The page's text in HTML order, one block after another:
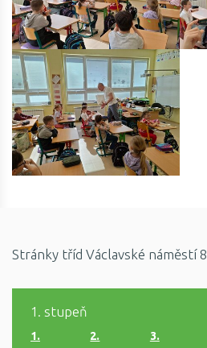
Stránky tříd Václavské náměstí 8
1. stupeň
1. 2. 3.